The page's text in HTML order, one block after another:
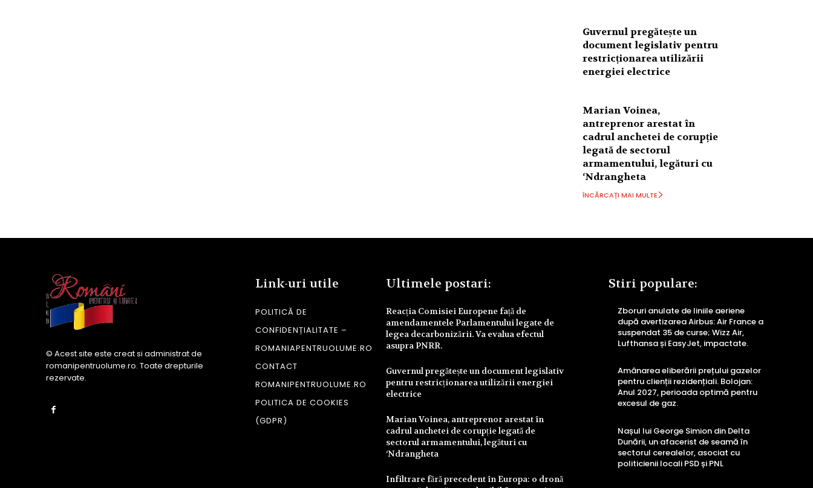
Guvernul pregătește un
document legislativ pentru
restricționarea utilizării
energiei electrice
Marian Voinea,
antreprenor arestat în
cadrul anchetei de corupție
legată de sectorul
armamentului, legături cu
‘Ndrangheta
ÎNCĂRCAȚI MAI MULTE
© Acest site este creat si administrat de
romanipentruolume.ro. Toate drepturile
rezervate.
Link-uri utile
POLITICĂ DE
CONFIDENȚIALITATE –
ROMANIAPENTRUOLUME.RO
CONTACT
ROMANIPENTRUOLUME.RO
POLITICA DE COOKIES
(GDPR)
Ultimele postari:
Reacția Comisiei Europene față de
amendamentele Parlamentului legate de
legea decarbonizării. Va evalua efectul
asupra PNRR.
Guvernul pregătește un document legislativ
pentru restricționarea utilizării energiei
electrice
Marian Voinea, antreprenor arestat în
cadrul anchetei de corupție legată de
sectorul armamentului, legături cu
‘Ndrangheta
Infiltrare fără precedent în Europa: o dronă
Stiri populare:
Zboruri anulate de liniile aeriene
după avertizarea Airbus: Air France a
suspendat 35 de curse; Wizz Air,
Lufthansa și EasyJet, impactate.
Amânarea eliberării prețului gazelor
pentru clienții rezidențiali. Bolojan:
Anul 2027, perioada optimă pentru
excesul de gaz.
Nașul lui George Simion din Delta
Dunării, un afacerist de seamă în
sectorul cerealelor, asociat cu
politicienii locali PSD și PNL